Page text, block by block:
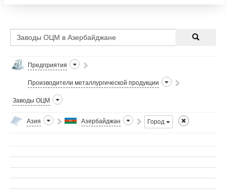
Предприятия
Производители металлургической продукции
Заводы ОЦМ
Азия Азербайджан Город